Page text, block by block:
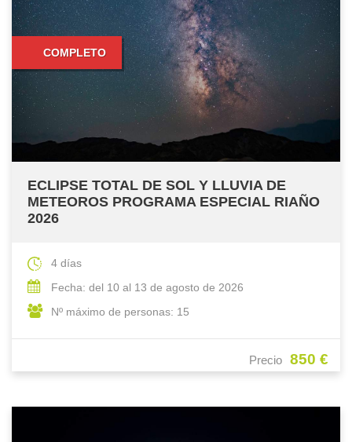
COMPLETO
ECLIPSE TOTAL DE SOL Y LLUVIA DE
METEOROS PROGRAMA ESPECIAL RIAÑO
2026
Precio 850 €
4 días
Fecha: del 10 al 13 de agosto de 2026
Nº máximo de personas: 15